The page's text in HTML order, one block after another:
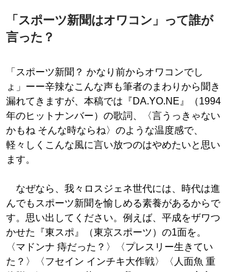
「スポーツ新聞はオワコン」って誰が
言った？
「スポーツ新聞？ かなり前からオワコンでし
ょ」ーー辛辣なこんな声も筆者のまわりから聞き
漏れてきますが、本稿では『DA.YO.NE』（1994
年のヒットナンバー）の歌詞、〈言うっきゃない
かもね そんな時ならね〉のような温度感で、
軽々しくこんな風に言い放つのはやめたいと思い
ます。
なぜなら、我々ロスジェネ世代には、時代は進
んでもスポーツ新聞を愉しめる素養があるからで
す。思い出してください。例えば、平成をザワつ
かせた『東スポ』（東京スポーツ）の1面を。
〈マドンナ 痔だった？〉〈プレスリー生きてい
た？〉〈フセイン インチキ大作戦〉〈人面魚 重